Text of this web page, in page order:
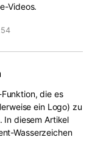
Videos.
die es
ein Logo) zu
In diesem Artikel
Wasserzeichen